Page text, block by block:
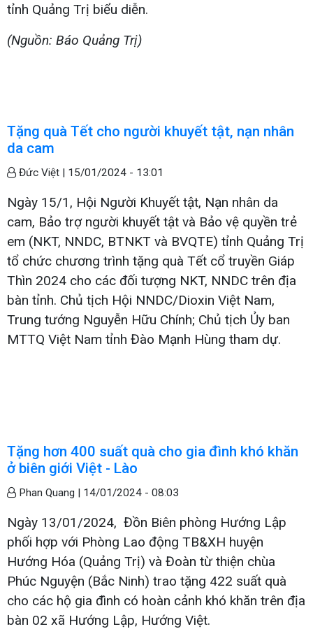
tỉnh Quảng Trị biểu diễn.
(Nguồn: Báo Quảng Trị)
Tặng quà Tết cho người khuyết tật, nạn nhân
da cam
Đức Việt | 15/01/2024 - 13:01
Ngày 15/1, Hội Người Khuyết tật, Nạn nhân da
cam, Bảo trợ người khuyết tật và Bảo vệ quyền trẻ
em (NKT, NNDC, BTNKT và BVQTE) tỉnh Quảng Trị
tổ chức chương trình tặng quà Tết cổ truyền Giáp
Thìn 2024 cho các đối tượng NKT, NNDC trên địa
bàn tỉnh. Chủ tịch Hội NNDC/Dioxin Việt Nam,
Trung tướng Nguyễn Hữu Chính; Chủ tịch Ủy ban
MTTQ Việt Nam tỉnh Đào Mạnh Hùng tham dự.
Tặng hơn 400 suất quà cho gia đình khó khăn
ở biên giới Việt - Lào
Phan Quang | 14/01/2024 - 08:03
Ngày 13/01/2024, Đồn Biên phòng Hướng Lập
phối hợp với Phòng Lao động TB&XH huyện
Hướng Hóa (Quảng Trị) và Đoàn từ thiện chùa
Phúc Nguyện (Bắc Ninh) trao tặng 422 suất quà
cho các hộ gia đình có hoàn cảnh khó khăn trên địa
bàn 02 xã Hướng Lập, Hướng Việt.